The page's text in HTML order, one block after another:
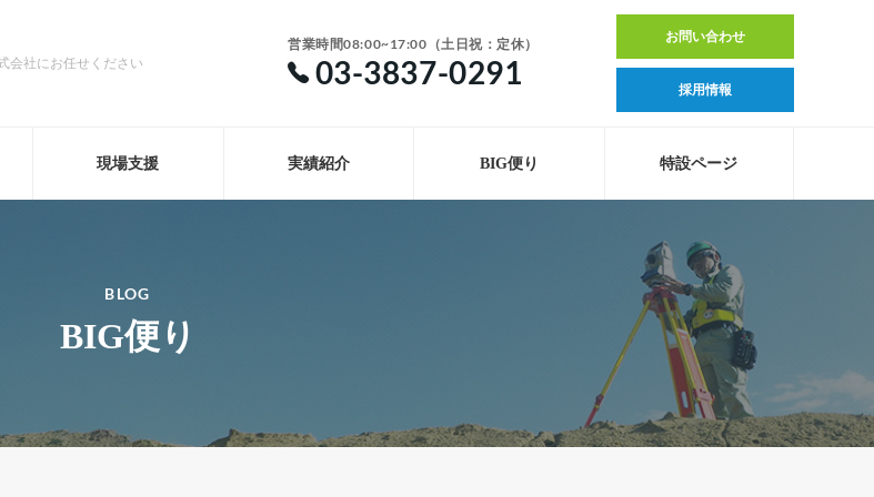
会社にお任せください
営業時間08:00~17:00（土日祝：定休）
03-3837-0291
お問い合わせ
採用情報
現場支援 実績紹介 BIG便り 特設ページ
BLOG
BIG便り